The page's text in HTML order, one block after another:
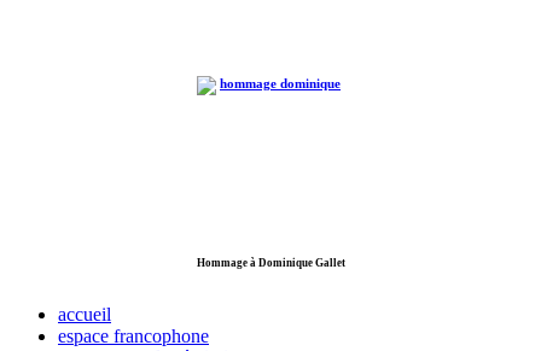
Hommage à Dominique Gallet
accueil
espace francophone